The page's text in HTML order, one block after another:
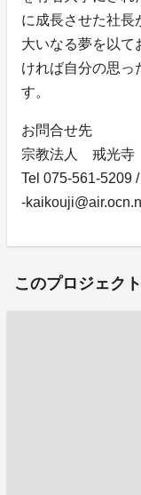
に成長させた社長
大いなる夢を以て
ければ自分の思っ
す。
お問合せ先
宗教法人 戒光寺
Tel 075-561-5209
-
このプロジェク